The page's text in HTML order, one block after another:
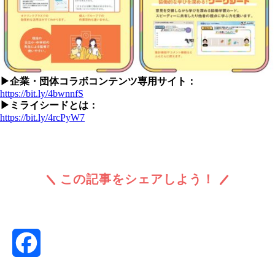
▶企業・団体コラボコンテンツ専用サイト：
https://bit.ly/4bwnnfS
▶ミライシードとは：
https://bit.ly/4rcPyW7
この記事をシェアしよう！